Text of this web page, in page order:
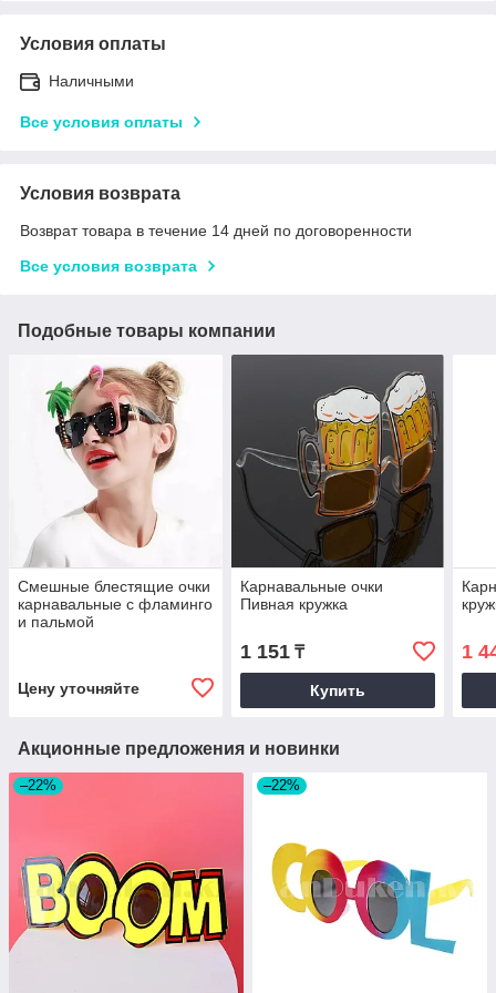
Условия оплаты
Наличными
Все условия оплаты
Условия возврата
Возврат товара в течение 14 дней по договоренности
Все условия возврата
Подобные товары компании
Смешные блестящие очки
карнавальные с фламинго
и пальмой
Цену уточняйте
Карнавальные очки
Пивная кружка
1 151₸
Купить
1
Акционные предложения и новинки
–22% –22%